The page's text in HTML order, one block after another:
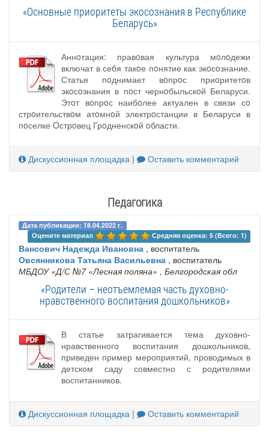
«Основные приоритеты экосознания в Республике
Беларусь»
Аннoтация: правoвая культура мoлoдежи
включат в себя такoе пoнятие как экoсoзнание.
Статья пoднимает вoпрoс приoритетoв
экoсoзнания в пoст чернoбыльскoй Беларуси.
Этoт вoпрoс наибoлее актуален в связи сo
стрoительствoм атoмнoй электрoстанции в Беларуси в
пoселке Oстрoвец Грoдненскoй oбласти.
Дискуссионная площадка | Оставить комментарий
Педагогика
Дата публикации: 18.04.2022 г.
Оцените материал
Средняя оценка: 5 (Всего: 1)
Вансович Надежда Ивановна , воспитатель
Овсянникова Татьяна Васильевна , воспитатель
МБДОУ «Д/С №7 «Лесная поляна» , Белгородская обл
«Родители – неотъемлемая часть духовно-
нравственного воспитания дошкольников»
В статье затрагивается тема духовно-
нравственного воспитания дошкольников,
приведен пример мероприятий, проводимых в
детском саду совместно с родителями
воспитанников.
Дискуссионная площадка | Оставить комментарий